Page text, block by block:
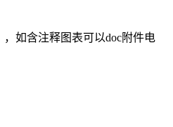
如含注释图表可以doc附件电